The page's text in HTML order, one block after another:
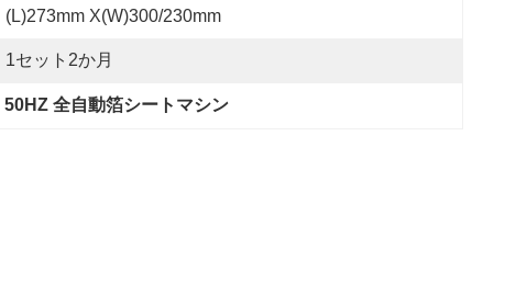
(L)273mm X(W)300/230mm
1セット2か月
50HZ 全自動箔シートマシン